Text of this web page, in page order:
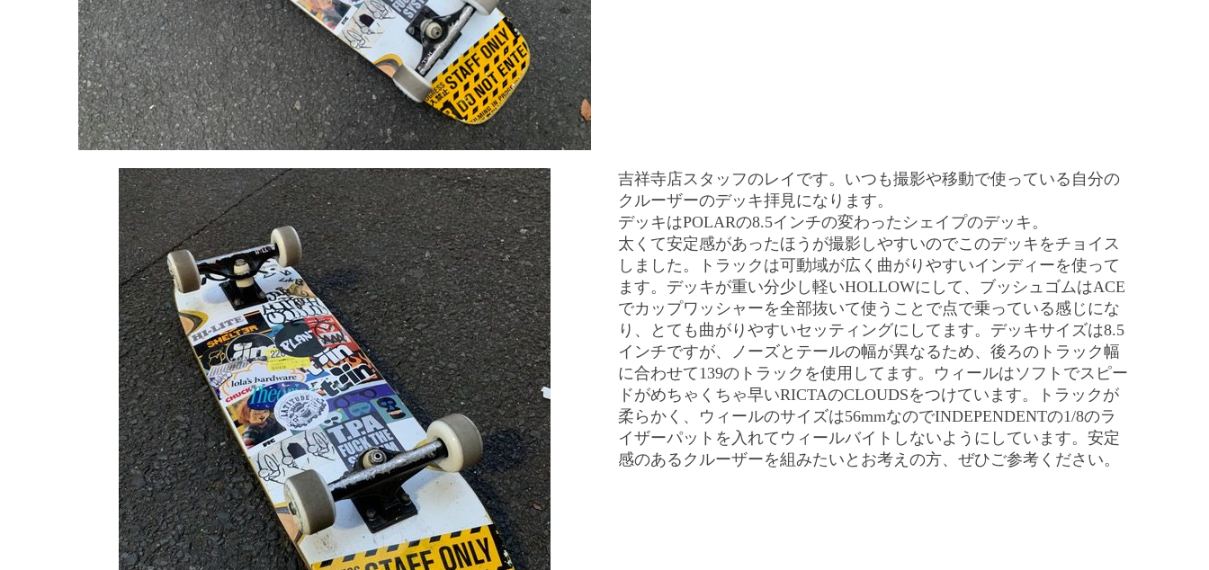
吉祥寺店スタッフのレイです。いつも撮影や移動で使っている自分の
クルーザーのデッキ拝見になります。
デッキはPOLARの8.5インチの変わったシェイプのデッキ。
太くて安定感があったほうが撮影しやすいのでこのデッキをチョイス
しました。トラックは可動域が広く曲がりやすいインディーを使って
ます。デッキが重い分少し軽いHOLLOWにして、ブッシュゴムはACE
でカップワッシャーを全部抜いて使うことで点で乗っている感じにな
り、とても曲がりやすいセッティングにしてます。デッキサイズは8.5
インチですが、ノーズとテールの幅が異なるため、後ろのトラック幅
に合わせて139のトラックを使用してます。ウィールはソフトでスピー
ドがめちゃくちゃ早いRICTAのCLOUDSをつけています。トラックが
柔らかく、ウィールのサイズは56mmなのでINDEPENDENTの1/8のラ
イザーパットを入れてウィールバイトしないようにしています。安定
感のあるクルーザーを組みたいとお考えの方、ぜひご参考ください。